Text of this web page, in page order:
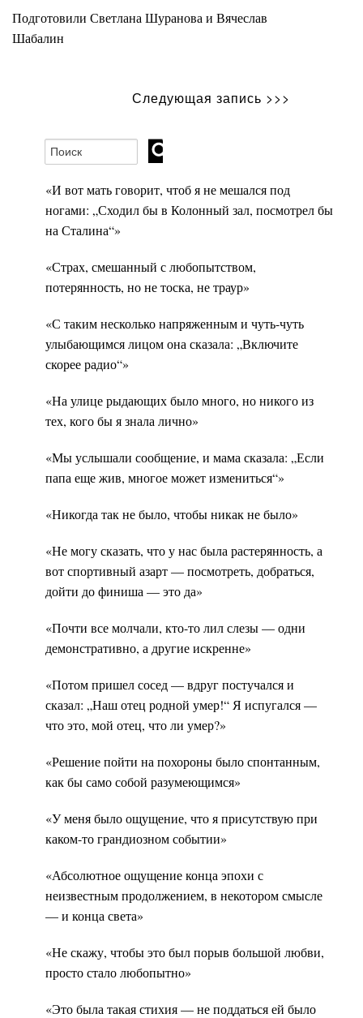
Подготовили Светлана Шуранова и Вячеслав
Шабалин
Следующая запись >>>
«И вот мать говорит, чтоб я не мешался под
ногами: „Сходил бы в Колонный зал, посмотрел бы
на Сталина“»
«Страх, смешанный с любопытством,
потерянность, но не тоска, не траур»
«С таким несколько напряженным и чуть-чуть
улыбающимся лицом она сказала: „Включите
скорее радио“»
«На улице рыдающих было много, но никого из
тех, кого бы я знала лично»
«Мы услышали сообщение, и мама сказала: „Если
папа еще жив, многое может измениться“»
«Никогда так не было, чтобы никак не было»
«Не могу сказать, что у нас была растерянность, а
вот спортивный азарт — посмотреть, добраться,
дойти до финиша — это да»
«Почти все молчали, кто-то лил слезы — одни
демонстративно, а другие искренне»
«Потом пришел сосед — вдруг постучался и
сказал: „Наш отец родной умер!“ Я испугался —
что это, мой отец, что ли умер?»
«Решение пойти на похороны было спонтанным,
как бы само собой разумеющимся»
«У меня было ощущение, что я присутствую при
каком-то грандиозном событии»
«Абсолютное ощущение конца эпохи с
неизвестным продолжением, в некотором смысле
— и конца света»
«Не скажу, чтобы это был порыв большой любви,
просто стало любопытно»
«Это была такая стихия — не поддаться ей было